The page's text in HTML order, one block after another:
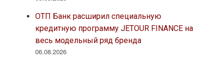
ОТП Банк расширил специальную
кредитную программу JETOUR FINANCE на
весь модельный ряд бренда
06.08.2026